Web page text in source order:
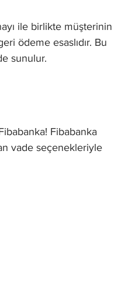
ile birlikte müşterinin
ödeme esaslıdır. Bu
sunulur.
Fibabanka
vade seçenekleriyle